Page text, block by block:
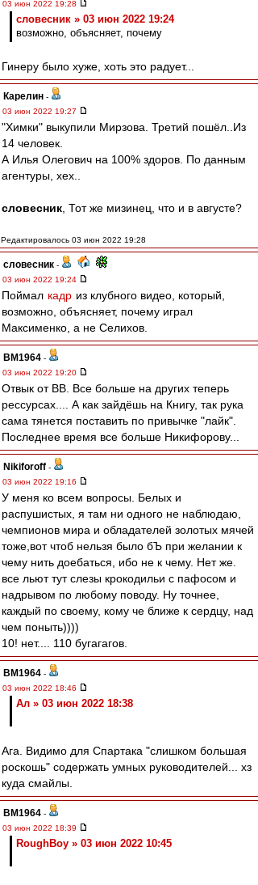
03 июн 2022 19:28
словесник » 03 июн 2022 19:24
возможно, объясняет, почему
Гинеру было хуже, хоть это радует...
Карелин -
03 июн 2022 19:27
"Химки" выкупили Мирзова. Третий пошёл..Из
14 человек.
А Илья Олегович на 100% здоров. По данным
агентуры, хех..
словесник , Тот же мизинец, что и в августе?
Редактировалось 03 июн 2022 19:28
словесник -
03 июн 2022 19:24
Поймал кадр из клубного видео, который,
возможно, объясняет, почему играл
Максименко, а не Селихов.
BM1964 -
03 июн 2022 19:20
Отвык от ВВ. Все больше на других теперь
рессурсах.... А как зайдёшь на Книгу, так рука
сама тянется поставить по привычке "лайк".
Последнее время все больше Никифорову...
Nikiforoff -
03 июн 2022 19:16
У меня ко всем вопросы. Белых и
распушистых, я там ни одного не наблюдаю,
чемпионов мира и обладателей золотых мячей
тоже,вот чтоб нельзя было бЪ при желании к
чему нить доебаться, ибо не к чему. Нет же.
все льют тут слезы крокодильи с пафосом и
надрывом по любому поводу. Ну точнее,
каждый по своему, кому че ближе к сердцу, над
чем поныть))))
10! нет.... 110 бугагагов.
BM1964 -
03 июн 2022 18:46
Ал » 03 июн 2022 18:38
Ага. Видимо для Спартака "слишком большая
роскошь" содержать умных руководителей... хз
куда смайлы.
BM1964 -
03 июн 2022 18:39
RoughBoy » 03 июн 2022 10:45